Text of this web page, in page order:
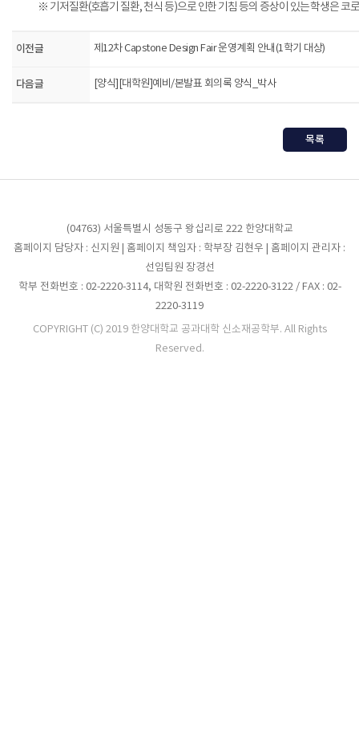
※ 기저질환(호흡기 질환,천식 등)으로 인한 기침 등의 증상이 있는 학생은 코
이전글 제12차 Capstone Design Fair 운영계획 안내(1학기 대상)
다음글 [양식][대학원]예비/본발표 회의록 양식_박사
목록
(04763) 서울특별시 성동구 왕십리로 222 한양대학교
홈페이지 담당자 : 신지원 | 홈페이지 책임자 : 학부장 김현우 | 홈페이지 관리자 :
선임팀원 장경선
학부 전화번호 : 02-2220-3114, 대학원 전화번호 : 02-2220-3122 / FAX : 02-
2220-3119
COPYRIGHT (C) 2019 한양대학교 공과대학 신소재공학부. All Rights
Reserved.